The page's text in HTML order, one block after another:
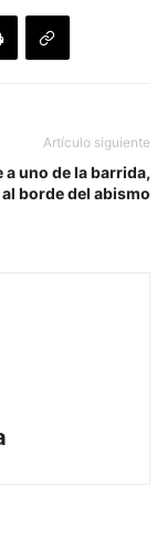
Artículo siguiente
a uno de la barrida,
borde del abismo